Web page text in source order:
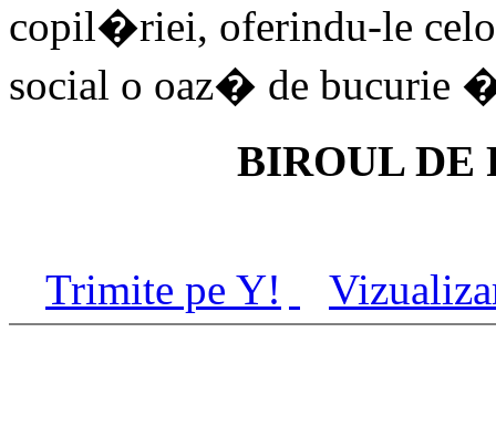
copil�riei, oferindu-le
social o oaz� de bucurie
BIROUL DE
Trimite pe Y!